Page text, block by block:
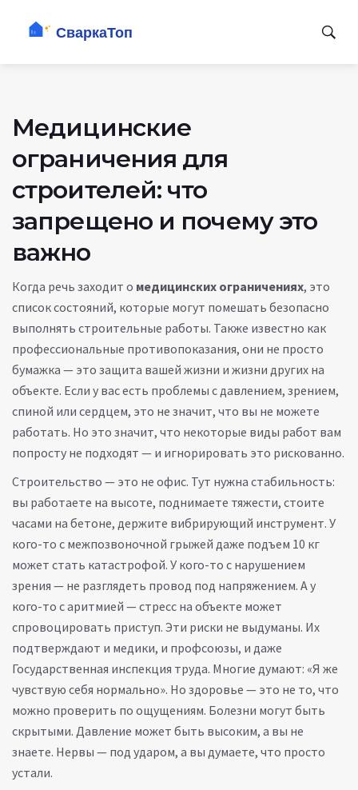
Медицинские
ограничения для
строителей: что
запрещено и почему это
важно
Когда речь заходит о медицинских ограничениях, это
список состояний, которые могут помешать безопасно
выполнять строительные работы. Также известно как
профессиональные противопоказания, они не просто
бумажка — это защита вашей жизни и жизни других на
объекте. Если у вас есть проблемы с давлением, зрением,
спиной или сердцем, это не значит, что вы не можете
работать. Но это значит, что некоторые виды работ вам
попросту не подходят — и игнорировать это рискованно.
Строительство — это не офис. Тут нужна стабильность:
вы работаете на высоте, поднимаете тяжести, стоите
часами на бетоне, держите вибрирующий инструмент. У
кого-то с межпозвоночной грыжей даже подъем 10 кг
может стать катастрофой. У кого-то с нарушением
зрения — не разглядеть провод под напряжением. А у
кого-то с аритмией — стресс на объекте может
спровоцировать приступ. Эти риски не выдуманы. Их
подтверждают и медики, и профсоюзы, и даже
Государственная инспекция труда. Многие думают: «Я же
чувствую себя нормально». Но здоровье — это не то, что
можно проверить по ощущениям. Болезни могут быть
скрытыми. Давление может быть высоким, а вы не
знаете. Нервы — под ударом, а вы думаете, что просто
устали.